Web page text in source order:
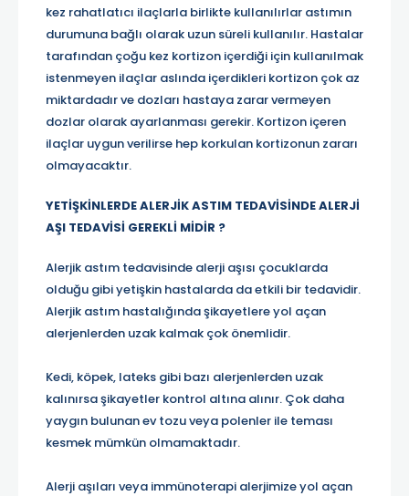
kez rahatlatıcı ilaçlarla birlikte kullanılırlar astımın
durumuna bağlı olarak uzun süreli kullanılır. Hastalar
tarafından çoğu kez kortizon içerdiği için kullanılmak
istenmeyen ilaçlar aslında içerdikleri kortizon çok az
miktardadır ve dozları hastaya zarar vermeyen
dozlar olarak ayarlanması gerekir. Kortizon içeren
ilaçlar uygun verilirse hep korkulan kortizonun zararı
olmayacaktır.
YETİŞKİNLERDE ALERJİK ASTIM TEDAVİSİNDE ALERJİ
AŞI TEDAVİSİ GEREKLİ MİDİR ?
Alerjik astım tedavisinde alerji aşısı çocuklarda
olduğu gibi yetişkin hastalarda da etkili bir tedavidir.
Alerjik astım hastalığında şikayetlere yol açan
alerjenlerden uzak kalmak çok önemlidir.
Kedi, köpek, lateks gibi bazı alerjenlerden uzak
kalınırsa şikayetler kontrol altına alınır. Çok daha
yaygın bulunan ev tozu veya polenler ile teması
kesmek mümkün olmamaktadır.
Alerji aşıları veya immünoterapi alerjimize yol açan